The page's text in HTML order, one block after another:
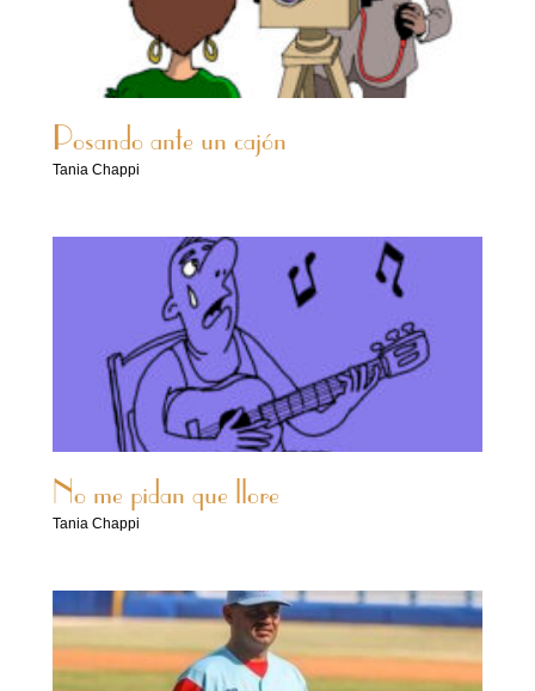
Posando ante un cajón
Tania Chappi
No me pidan que llore
Tania Chappi